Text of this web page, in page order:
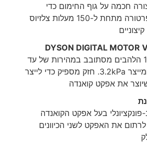
חכמה על גוף החימום כדי
לשמור על הטמפרטורה מתחת ל-150 מעלות צלזיוס
האימפלר בעל 13 הלהבים מסתובב במהירות של עד
110,000 סל"ד, ומייצר 3.2kPa. חזק מספיק כדי לייצר
את אפקט קואנדה
בעל אפקט הקואנדה
את האפקט לשני הכיוונים